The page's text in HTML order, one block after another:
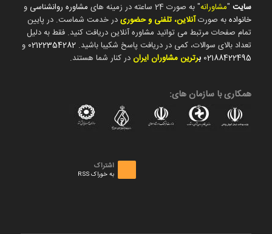
سایت"مشاورانه" به صورت 24 ساعته در زمینه های مشاوره روانشناسی و
خانوادهبه صورتآنلاین، تلفنی و حضوریدر خدمت شماست. در پایین
تمام صفحات مرتبط می توانید مشاوره آنلاین دریافت کنید. فقط به دلیل
تعداد بالای سوالات، کمی در دریافت پاسخ شکیبا باشید. 02122354282 و
02188422495 برترین مشاوران ایراندر کنار شما هستند.
همکاری با سازمان های:
اشتراک
به خوراک RSS